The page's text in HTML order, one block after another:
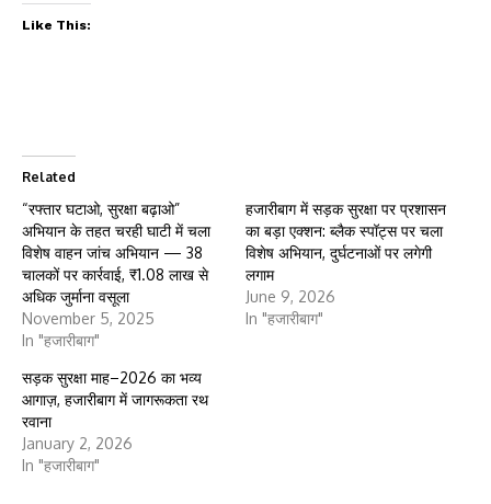
Like This:
Related
“रफ्तार घटाओ, सुरक्षा बढ़ाओ”
अभियान के तहत चरही घाटी में चला
विशेष वाहन जांच अभियान — 38
चालकों पर कार्रवाई, ₹1.08 लाख से
अधिक जुर्माना वसूला
November 5, 2025
In "हजारीबाग"
हजारीबाग में सड़क सुरक्षा पर प्रशासन
का बड़ा एक्शन: ब्लैक स्पॉट्स पर चला
विशेष अभियान, दुर्घटनाओं पर लगेगी
लगाम
June 9, 2026
In "हजारीबाग"
सड़क सुरक्षा माह–2026 का भव्य
आगाज़, हजारीबाग में जागरूकता रथ
रवाना
January 2, 2026
In "हजारीबाग"